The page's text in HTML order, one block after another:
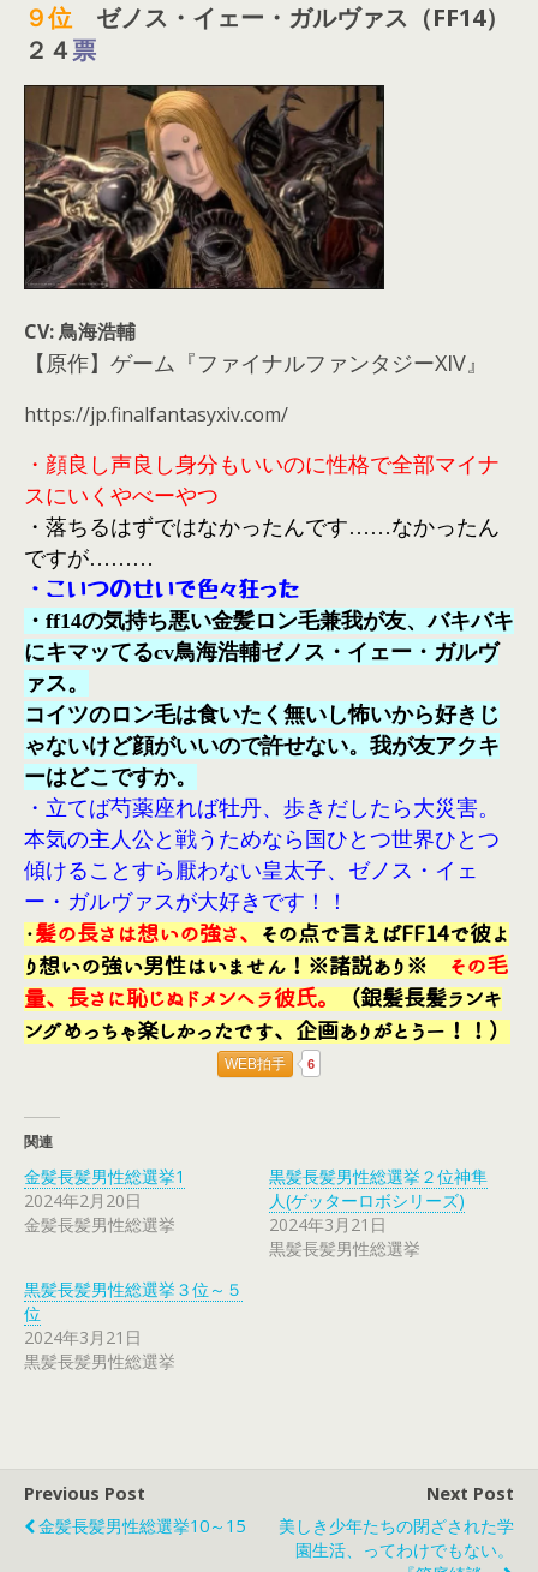
９位 ゼノス・イェー・ガルヴァス（FF14）
２４票
CV: 鳥海浩輔
【原作】ゲーム『ファイナルファンタジーXIV』
https://jp.finalfantasyxiv.com/
・顔良し声良し身分もいいのに性格で全部マイナ
スにいくやべーやつ
・落ちるはずではなかったんです……なかったん
ですが………
・こいつのせいで色々狂った
・ff14の気持ち悪い金髪ロン毛兼我が友、バキバキ
にキマッてるcv鳥海浩輔ゼノス・イェー・ガルヴ
ァス。
コイツのロン毛は食いたく無いし怖いから好きじ
ゃないけど顔がいいので許せない。我が友アクキ
ーはどこですか。
・立てば芍薬座れば牡丹、歩きだしたら大災害。
本気の主人公と戦うためなら国ひとつ世界ひとつ
傾けることすら厭わない皇太子、ゼノス・イェ
ー・ガルヴァスが大好きです！！
・髪の長さは想いの強さ、
その点で言えばFF14で彼よ
り想いの強い男性はいません！※諸説あり※
その毛
量、長さに恥じぬドメンヘラ彼氏。
（銀髪長髪ランキ
ングめっちゃ楽しかったです、企画ありがとうー！！）
WEB拍手 6
関連
金髪長髪男性総選挙1
2024年2月20日
金髪長髪男性総選挙
黒髪長髪男性総選挙２位神隼
人(ゲッターロボシリーズ)
2024年3月21日
黒髪長髪男性総選挙
黒髪長髪男性総選挙３位～５
位
2024年3月21日
黒髪長髪男性総選挙
Previous Post
金髪長髪男性総選挙10～15
Next Post
美しき少年たちの閉ざされた学
園生活、ってわけでもない。